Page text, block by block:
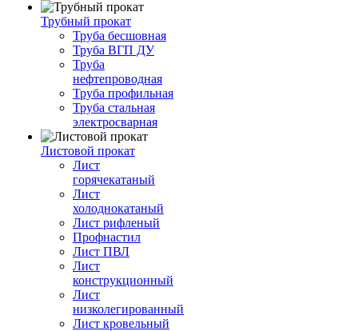
Трубный прокат
Труба бесшовная
Труба ВГП ДУ
Труба
нефтепроводная
Труба профильная
Труба стальная
электросварная
Листовой прокат
Лист
горячекатаный
Лист
холоднокатаный
Лист рифленый
Профнастил
Лист ПВЛ
Лист
конструкционный
Лист
низколегированный
Лист кровельный